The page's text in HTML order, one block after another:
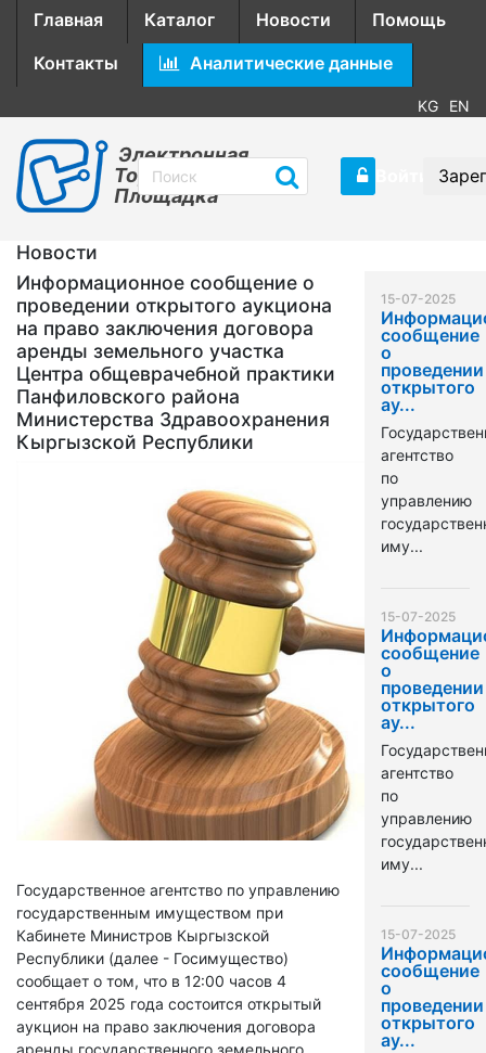
Главная Каталог Новости
Помощь
Контакты
Аналитические данные
KG EN
Электронная
Торговая
Площадка
Новости
Информационное сообщение о
проведении открытого аукциона
на право заключения договора
аренды земельного участка
Центра общеврачебной практики
Панфиловского района
Министерства Здравоохранения
Кыргызской Республики
Государственное агентство по управлению
государственным имуществом при
Кабинете Министров Кыргызской
Республики (далее - Госимущество)
сообщает о том, что в 12:00 часов 4
сентября 2025 года состоится открытый
аукцион на право заключения договора
аренды государственного земельного
15-07-2025
сообщение
о
проведении
открытого
ау...
агентство
по
управлению
иму...
15-07-2025
сообщение
о
проведении
открытого
ау...
агентство
по
управлению
иму...
15-07-2025
сообщение
о
проведении
открытого
ау...